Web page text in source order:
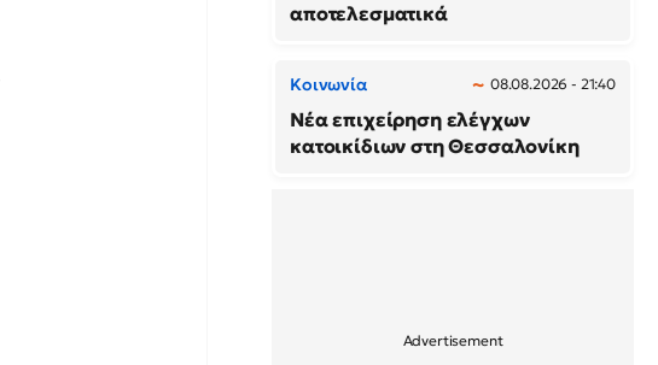
αποτελεσματικά
Κοινωνία 08.08.2026 - 21:40
Νέα επιχείρηση ελέγχων
κατοικίδιων στη Θεσσαλονίκη